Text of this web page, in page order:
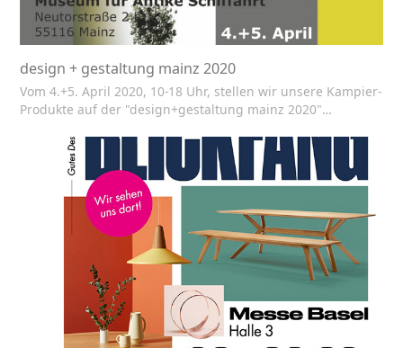
design + gestaltung mainz 2020
Vom 4.+5. April 2020, 10-18 Uhr, stellen wir unsere Kampier-
Produkte auf der "design+gestaltung mainz 2020"…